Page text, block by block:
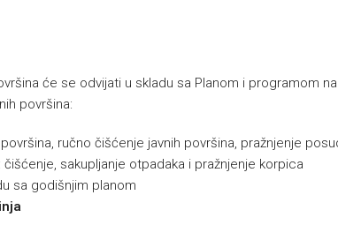
će se odvijati u skladu sa Planom i programom
površina:
ručno čišćenje javnih površina, pražnjenje
sakupljanje otpadaka i pražnjenje korpica
sa godišnjim planom